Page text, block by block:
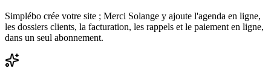
Simplébo crée votre site ; Merci Solange y ajoute l'agenda en ligne,
les dossiers clients, la facturation, les rappels et le paiement en ligne,
dans un seul abonnement.